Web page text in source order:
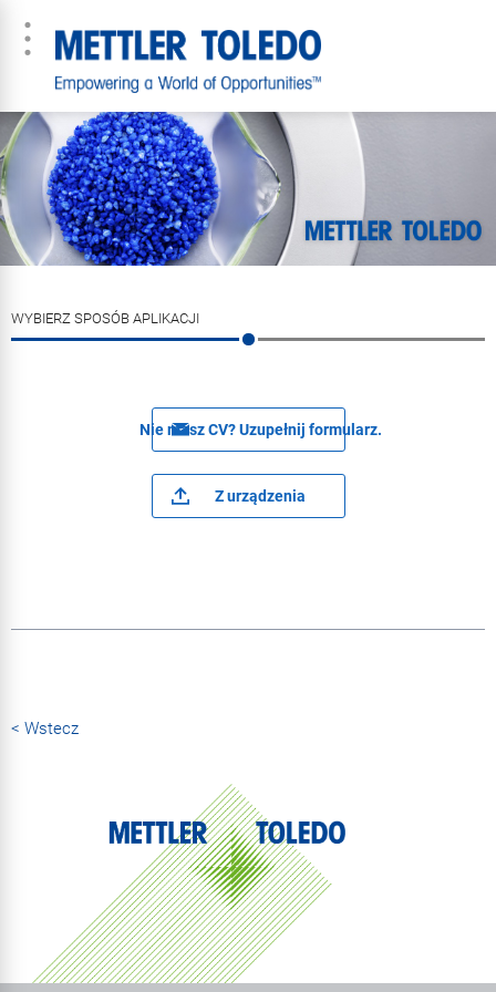
WYBIERZ SPOSÓB APLIKACJI
Nie masz CV? Uzupełnij formularz.
Z urządzenia
< Wstecz